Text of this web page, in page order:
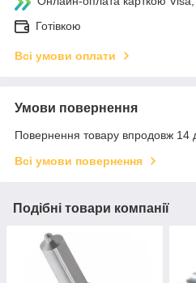
Готівкою
Всі умови оплати
Умови повернення
Повернення товару впродовж 14
Всі умови повернення
Подібні товари компанії